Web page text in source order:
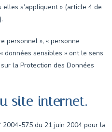
s’appliquent » (article 4 de
personnel », « personne
données sensibles » ont le sens
la Protection des Données
site internet.
2004-575 du 21 juin 2004 pour la